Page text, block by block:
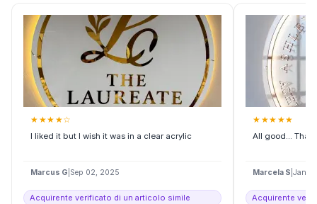
★ ★★ ★☆
I liked it but I wish it was in a clear acrylic
Marcus G Sep 02, 2025
Acquirente verificato di un articolo simile
★ ★★ ★★
All good...
Marcela S Jan
Acquirente